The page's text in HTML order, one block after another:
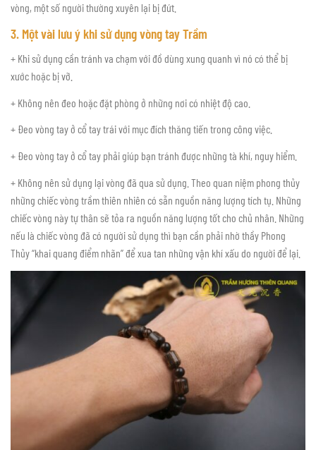
vòng, một số người thường xuyên lại bị đứt.
3. Một vài lưu ý khi sử dụng vòng tay Trầm
+ Khi sử dụng cần tránh va chạm với đồ dùng xung quanh vì nó có thể bị
xước hoặc bị vỡ.
+ Không nên đeo hoặc đặt phòng ở những nơi có nhiệt độ cao.
+ Đeo vòng tay ở cổ tay trái với mục đích thăng tiến trong công việc.
+ Đeo vòng tay ở cổ tay phải giúp bạn tránh được những tà khí, nguy hiểm.
+ Không nên sử dụng lại vòng đã qua sử dụng. Theo quan niệm phong thủy
những chiếc vòng trầm thiên nhiên có sẵn nguồn năng lượng tích tụ. Những
chiếc vòng này tự thân sẽ tỏa ra nguồn năng lượng tốt cho chủ nhân. Những
nếu là chiếc vòng đã có người sử dụng thì bạn cần phải nhờ thầy Phong
Thủy “khai quang điểm nhãn” để xua tan những vận khí xấu do người để lại.